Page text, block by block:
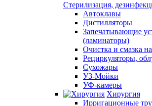
Стерилизация,
Автоклавы
Дистилляторы
Запечатывающие
(ламинаторы)
Очистка и смазка
Рециркуляторы,
Сухожары
УЗ-Мойки
УФ-камеры
Хирургия
Ирригационные